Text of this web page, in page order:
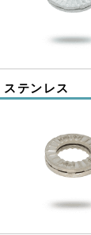
ステンレス